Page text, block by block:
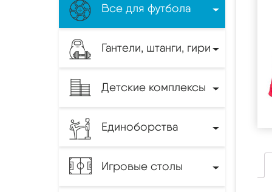
Все для футбола
Гантели, штанги, гири
Детские комплексы
Единоборства
Игровые столы